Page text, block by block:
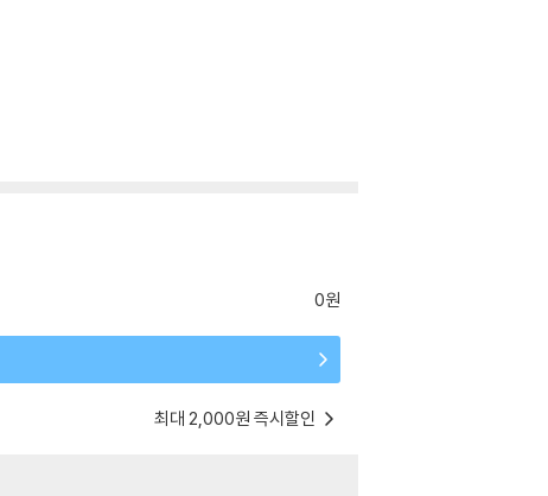
0원
최대 2,000원 즉시할인